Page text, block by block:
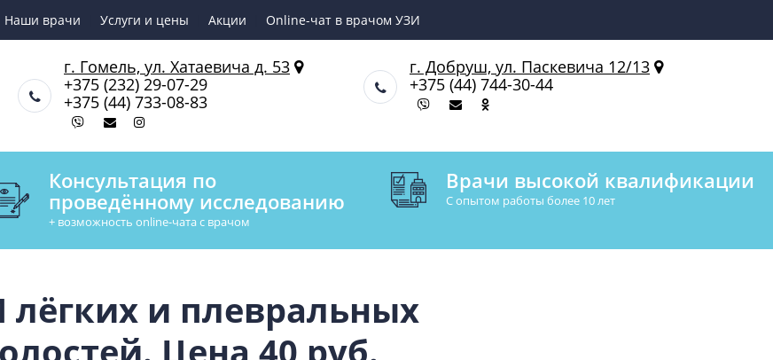
Наши врачи Услуги и цены Акции Online-чат в врачом УЗИ
г. Гомель, ул. Хатаевича д. 53
+375 (232) 29-07-29
+375 (44) 733-08-83
г. Добруш, ул. Паскевича 12/13
+375 (44) 744-30-44
Консультация по
проведённому исследованию
+ возможность online-чата с врачом
Врачи высокой квалификации
С опытом работы более 10 лет
лёгких и плевральных